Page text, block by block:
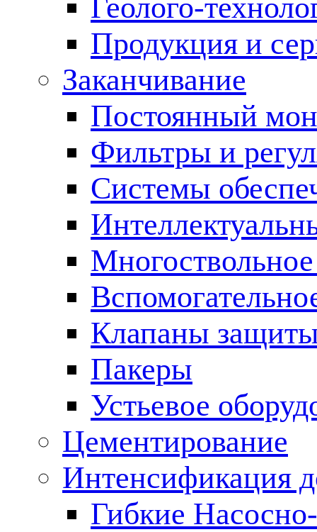
Геолого-
Продукция и
Заканчивание
Постоянный
Фильтры и
Cистемы
Клапаны
Пакеры
Устьевое
Цементирование
Интенсификация
Гибкие